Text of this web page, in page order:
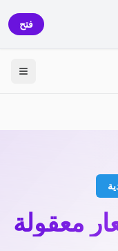
فتح
معقولة